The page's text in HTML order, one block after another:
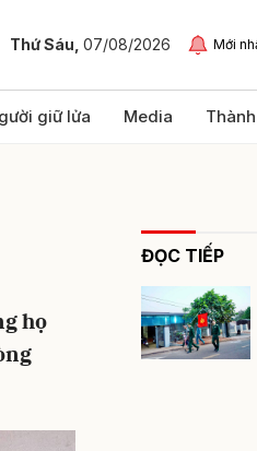
Thứ Sáu, 07/08/2026 Mới
giữ lửa Media
họ
ĐỌC TIẾP
Gửi